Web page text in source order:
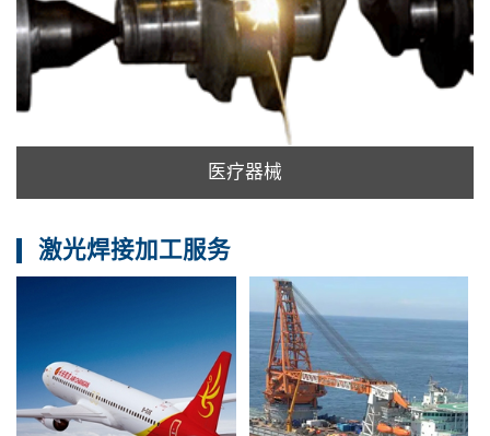
医疗器械
激光焊接加工服务